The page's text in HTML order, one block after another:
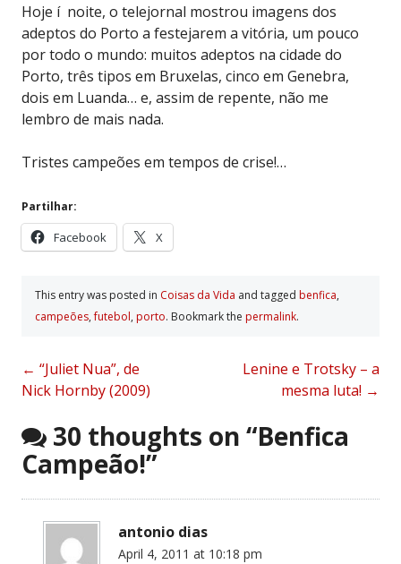
Hoje í noite, o telejornal mostrou imagens dos
adeptos do Porto a festejarem a vitória, um pouco
por todo o mundo: muitos adeptos na cidade do
Porto, três tipos em Bruxelas, cinco em Genebra,
dois em Luanda… e, assim de repente, não me
lembro de mais nada.
Tristes campeões em tempos de crise!…
Partilhar:
Facebook X
This entry was posted in Coisas da Vida and tagged benfica,
campeões,futebol, porto. Bookmark the permalink.
Post
navigation
← “Juliet Nua”, de
Nick Hornby (2009)
Lenine e Trotsky – a
mesma luta! →
30 thoughts on “Benfica
Campeão!”
antonio dias
April 4, 2011 at 10:18 pm